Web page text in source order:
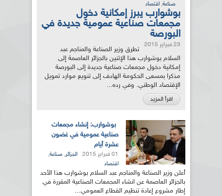
صناعة, اقتصاد
بوشوارب يبرز إمكانية دخول
مجمعات صناعية عمومية جديدة في
البورصة
23 فبراير 2015
تطرق وزير الصناعة والمناجم عبد
السلام بوشوارب هذا الإثنين بالجزائر العاصمة إلى
إمكانية دخول مجمعات صناعية جديدة إلى البورصة
مذكرا بمسعى الحكومة الهادف إلى تنويع موارد تمويل
الإقتصاد الوطني. وفي رده...
اقرأ المزيد
بوشوارب: إنشاء مجمعات
صناعية عمومية في غضون
عشرة أيام
01 فبراير 2015 الجزائر, صناعة,
اقتصاد
أعلن وزير الصناعة والمناجم عبد السلام بوشوارب هذا الأحد
بالجزائر العاصمة عن انشاء المجمعات الصناعية المقررة في
إطار مشروع إعادة تنظيم القطاع العمومي...